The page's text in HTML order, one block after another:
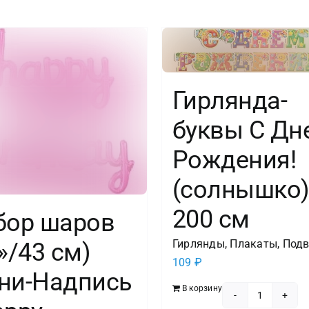
шаров
43 см)
Надпись
Гирлянда-
буквы С
Рождения!
200 см
Гирлянды, Плакаты,
109 ₽
В корзину